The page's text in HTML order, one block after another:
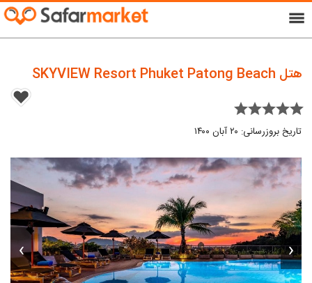
menu
هتل SKYVIEW Resort Phuket Patong Beach
star star star star star
تاریخ بروزرسانی: ۲۰ آبان ۱۴۰۰
‹
›